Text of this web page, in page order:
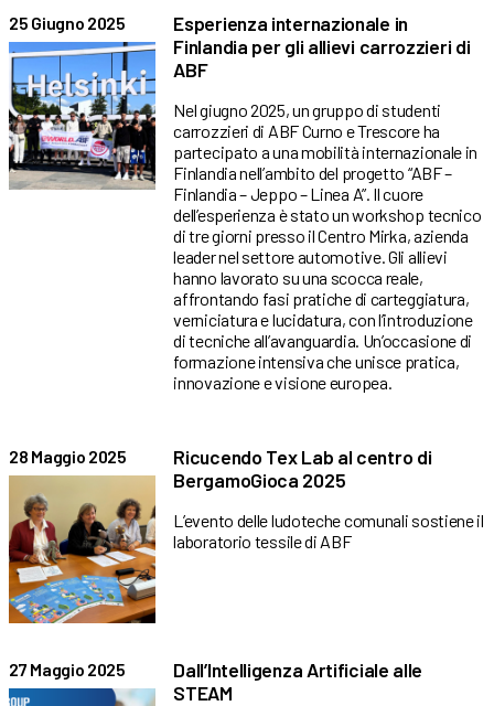
25 Giugno 2025
Esperienza internazionale in
Finlandia per gli allievi carrozzieri di
ABF
Nel giugno 2025, un gruppo di studenti
carrozzieri di ABF Curno e Trescore ha
partecipato a una mobilità internazionale in
Finlandia nell’ambito del progetto “ABF –
Finlandia – Jeppo – Linea A”. Il cuore
dell’esperienza è stato un workshop tecnico
di tre giorni presso il Centro Mirka, azienda
leader nel settore automotive. Gli allievi
hanno lavorato su una scocca reale,
affrontando fasi pratiche di carteggiatura,
verniciatura e lucidatura, con l’introduzione
di tecniche all’avanguardia. Un’occasione di
formazione intensiva che unisce pratica,
innovazione e visione europea.
28 Maggio 2025
Ricucendo Tex Lab al centro di
BergamoGioca 2025
L’evento delle ludoteche comunali sostiene il
laboratorio tessile di ABF
27 Maggio 2025
Dall’Intelligenza Artificiale alle
STEAM